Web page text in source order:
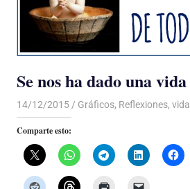
Se nos ha dado una vida
14/12/2015 Luis Castellanos
Gráficos, Reflexiones, vida
Comparte esto: